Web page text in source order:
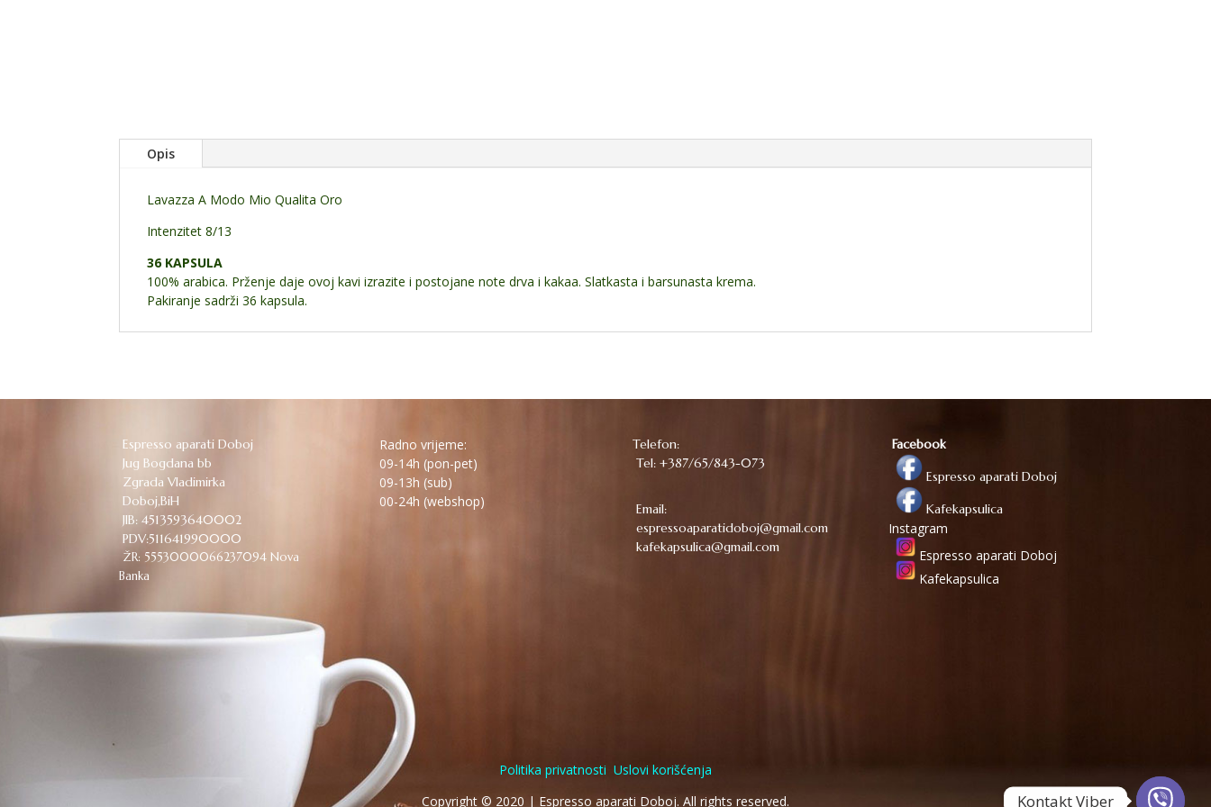
Opis
Lavazza A Modo Mio Qualita Oro
Intenzitet 8/13
36 KAPSULA
100% arabica. Prženje daje ovoj kavi izrazite i postojane note drva i kakaa. Slatkasta i barsunasta krema.
Pakiranje sadrži 36 kapsula.
Espresso aparati Doboj
Jug Bogdana bb
Zgrada Vladimirka
Doboj,BiH
JIB: 4513593640002
PDV:511641990000
ŽR: 5553000066237094 Nova
Banka
Radno vrijeme:
09-14h (pon-pet)
09-13h (sub)
00-24h (webshop)
Telefon:
Tel: +387/65/843-073
Email:
espressoaparatidoboj@gmail.com
kafekapsulica@gmail.com
Facebook
Espresso aparati Doboj
Kafekapsulica
Instagram
Espresso aparati Doboj
Kafekapsulica
Politika privatnosti Uslovi korišćenja
Copyright © 2020 | Espresso aparati Doboj. All rights reserved.
Kontakt Viber